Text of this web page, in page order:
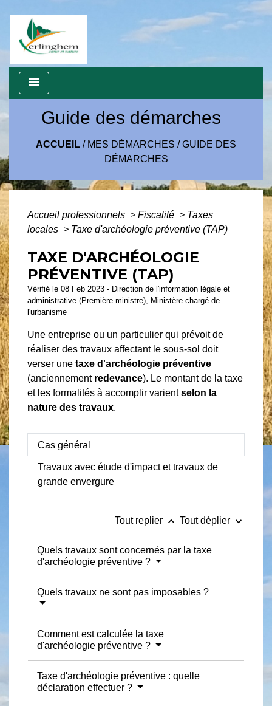
menu
Guide des démarches
ACCUEIL / MES DÉMARCHES /GUIDE DES
DÉMARCHES
Accueil professionnels > Fiscalité > Taxes
locales > Taxe d'archéologie préventive (TAP)
TAXE D'ARCHÉOLOGIE
PRÉVENTIVE (TAP)
Vérifié le 08 Feb 2023 - Direction de l'information légale et
administrative (Première ministre), Ministère chargé de
l'urbanisme
Une entreprise ou un particulier qui prévoit de
réaliser des travaux affectant le sous-sol doit
verser une taxe d'archéologie préventive
(anciennement redevance). Le montant de la taxe
et les formalités à accomplir varientselon la
nature des travaux.
Cas général
Travaux avec étude d'impact et travaux de
grande envergure
Tout replier keyboard_arrow_up Tout déplier keyboard_arrow_down
Quels travaux sont concernés par la taxe
d'archéologie préventive ?
Quels travaux ne sont pas imposables ?
Comment est calculée la taxe
d'archéologie préventive ?
Taxe d'archéologie préventive : quelle
déclaration effectuer ?